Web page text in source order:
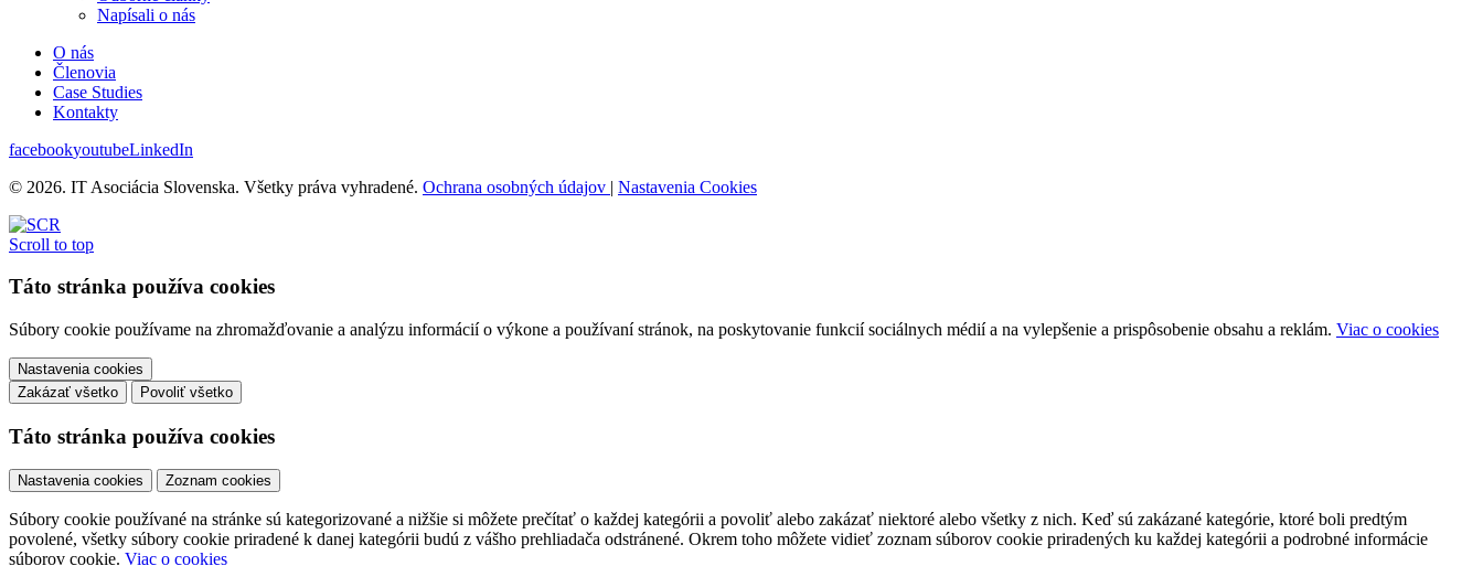
Napísali o nás
O nás
Členovia
Case Studies
Kontakty
facebookyoutubeLinkedIn
© 2026. IT Asociácia Slovenska. Všetky práva vyhradené. Ochrana osobných údajov | Nastavenia Cookies
Scroll to top
Táto stránka používa cookies
Súbory cookie používame na zhromažďovanie a analýzu informácií o výkone a používaní stránok, na poskytovanie funkcií sociálnych médií a na vylepšenie a prispôsobenie obsahu a reklám. Viac o cookies
Nastavenia cookies
Zakázať všetko
Povoliť všetko
Táto stránka používa cookies
Nastavenia cookies Zoznam cookies
Súbory cookie používané na stránke sú kategorizované a nižšie si môžete prečítať o každej kategórii a povoliť alebo zakázať niektoré alebo všetky z nich. Keď sú zakázané kategórie, ktoré boli predtým
povolené, všetky súbory cookie priradené k danej kategórii budú z vášho prehliadača odstránené. Okrem toho môžete vidieť zoznam súborov cookie priradených ku každej kategórii a podrobné informácie
súborov cookie. Viac o cookies